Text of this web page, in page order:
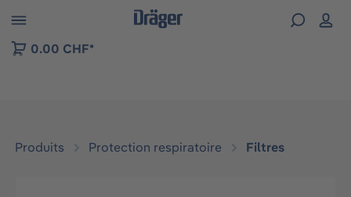
to B2B platform navigation
0.00 CHF*
Produits Protection respiratoire Filtres